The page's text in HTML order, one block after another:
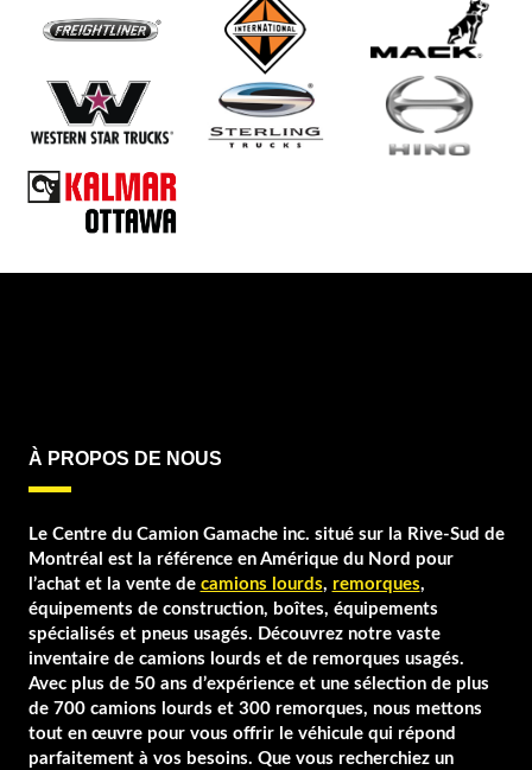
À PROPOS DE NOUS
Le Centre du Camion Gamache inc. situé sur la Rive-Sud de
Montréal est la référence en Amérique du Nord pour
l’achat et la vente de camions lourds, remorques,
équipements de construction, boîtes, équipements
spécialisés et pneus usagés. Découvrez notre vaste
inventaire de camions lourds et de remorques usagés.
Avec plus de 50 ans d’expérience et une sélection de plus
de 700 camions lourds et 300 remorques, nous mettons
tout en œuvre pour vous offrir le véhicule qui répond
parfaitement à vos besoins. Que vous recherchiez un